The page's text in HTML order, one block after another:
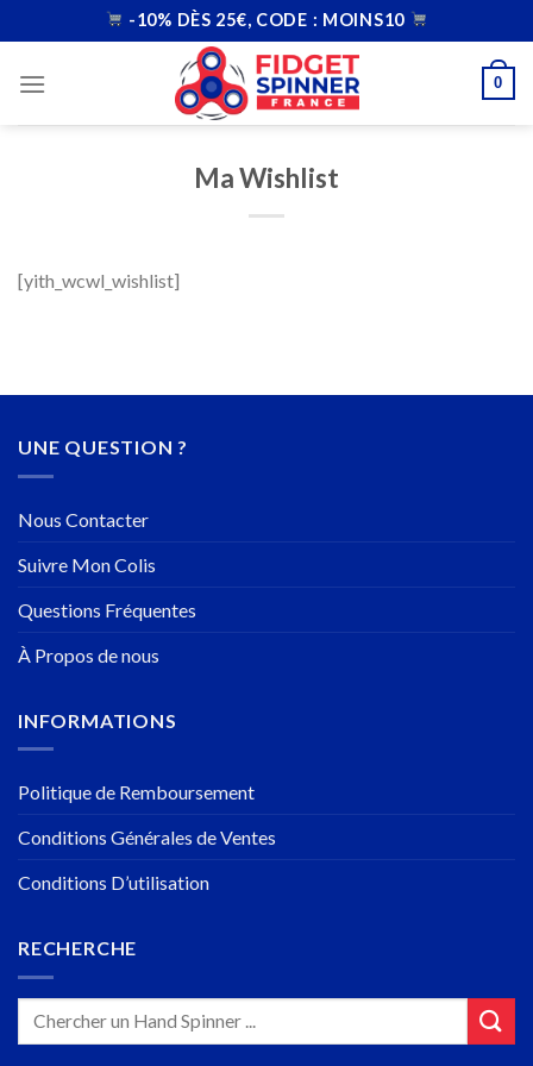
to
content
-10% DÈS 25€, CODE : MOINS10
0
Ma Wishlist
[yith_wcwl_wishlist]
UNE QUESTION ?
Nous Contacter
Suivre Mon Colis
Questions Fréquentes
À Propos de nous
INFORMATIONS
Politique de Remboursement
Conditions Générales de Ventes
Conditions D’utilisation
RECHERCHE
Recherche